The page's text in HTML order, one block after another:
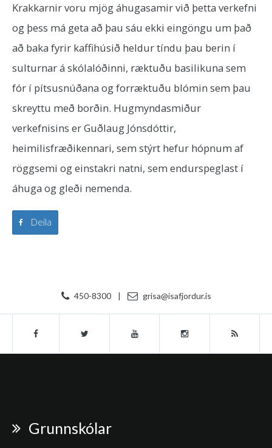
Krakkarnir voru mjög áhugasamir við þetta verkefni
og þess má geta að þau sáu ekki eingöngu um það
að baka fyrir kaffihúsið heldur tíndu þau berin í
sulturnar á skólalóðinni, ræktuðu basilikuna sem
fór í pítsusnúðana og forræktuðu blómin sem þau
skreyttu með borðin. Hugmyndasmiður
verkefnisins er Guðlaug Jónsdóttir,
heimilisfræðikennari, sem stýrt hefur hópnum af
röggsemi og einstakri natni, sem endurspeglast í
áhuga og gleði nemenda.
Deila
450-8300 | grisa@isafjordur.is
Grunnskólar